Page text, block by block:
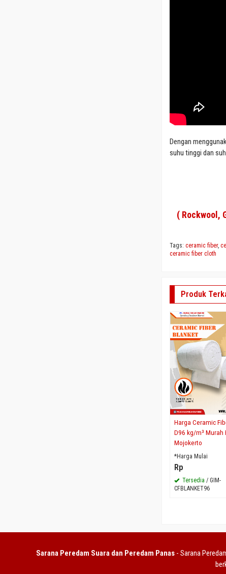
Dengan
suhu tinggi dan
( Rockwool ,
Tags:ceramic fiber,
ceramic fiber cloth
Produk
Harga Ceramic
D96 kg/m³ Murah
Mojokerto
*Harga Mulai
Rp
Tersedia / GIM-
CFBLANKET96
Sarana Peredam Suara dan Peredam Panas - Sarana